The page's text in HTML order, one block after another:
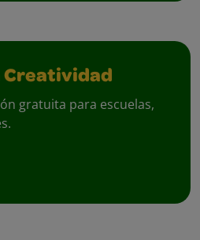
Creatividad
gratuita para escuelas,